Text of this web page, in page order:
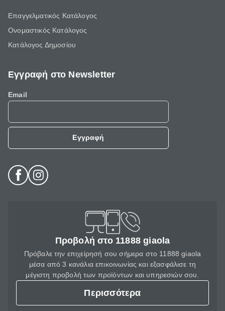
Επαγγελματικός Κατάλογος
Ονομαστικός Κατάλογος
Κατάλογος Δημοσίου
Εγγραφή στο Newsletter
Email
Εγγραφή
Προβολή στο 11888 giaola
Πρόβαλε την επιχείρησή σου σήμερα στο 11888 giaola
μέσα από 3 κανάλια επικοινωνίας και εξασφάλισε τη
μέγιστη προβολή των προϊόντων και υπηρεσιών σου.
Περισσότερα